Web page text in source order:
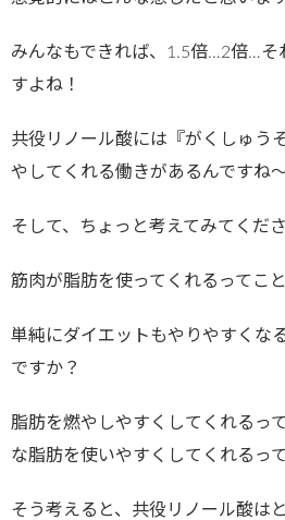
みんなもできれば、1.5倍…2倍…そ
すよね！
共役リノール酸には『がくしゅう
やしてくれる働きがあるんですね
そして、ちょっと考えてみてくださ
筋肉が脂肪を使ってくれるってこ
単純にダイエットもやりやすくな
ですか？
脂肪を燃やしやすくしてくれるっ
な脂肪を使いやすくしてくれるって
そう考えると、共役リノール酸は